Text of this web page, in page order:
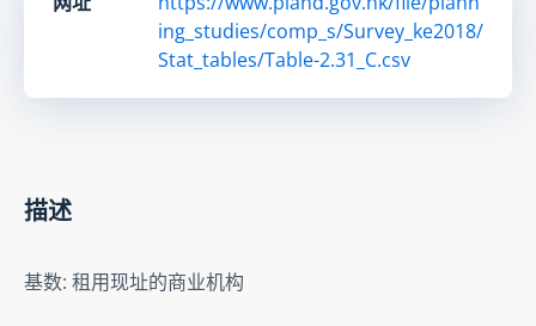
ing_studies/comp_s/Survey_ke2018/
Stat_tables/Table-2.31_C.csv
描述
基数: 租用现址的商业机构